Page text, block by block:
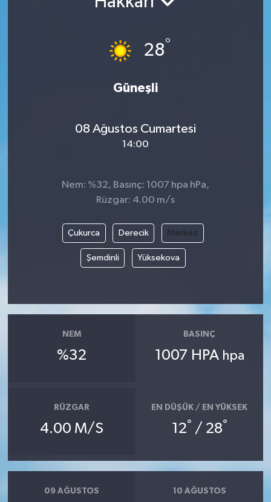
28°
Güneşli
08 Ağustos Cumartesi
14:00
Nem: %32, Basınç: 1007 hpa hPa,
Rüzgar: 4.00 m/s
Çukurca Derecik Merkez
Şemdinli Yüksekova
NEM
%32
BASINÇ
1007 HPA hpa
RÜZGAR
4.00 M/S
EN DÜŞÜK / EN YÜKSEK
12° / 28°
09 AĞUSTOS 10 AĞUSTOS